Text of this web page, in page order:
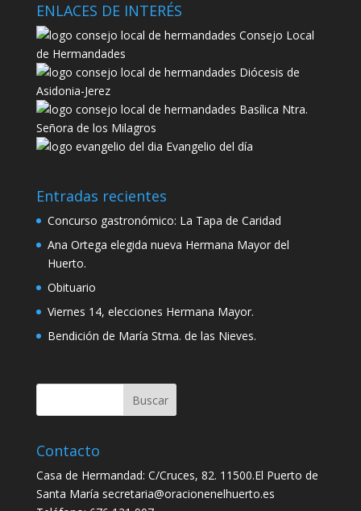
ENLACES DE INTERÉS
Consejo Local
de Hermandades
Diócesis de
Asidonia-Jerez
Basílica Ntra.
Señora de los Milagros
Evangelio del día
Entradas recientes
Concurso gastronómico: La Tapa de Caridad
Ana Ortega elegida nueva Hermana Mayor del
Huerto.
Obituario
Viernes 14, elecciones Hermana Mayor.
Bendición de María Stma. de las Nieves.
Contacto
Casa de Hermandad: C/Cruces, 82. 11500.El Puerto de
Santa María secretaria@oracionenelhuerto.es